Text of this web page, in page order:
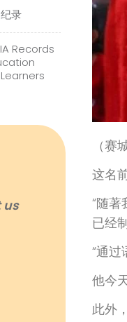
录
Records
us
（
这名
“随
已经
“通
他今
此外